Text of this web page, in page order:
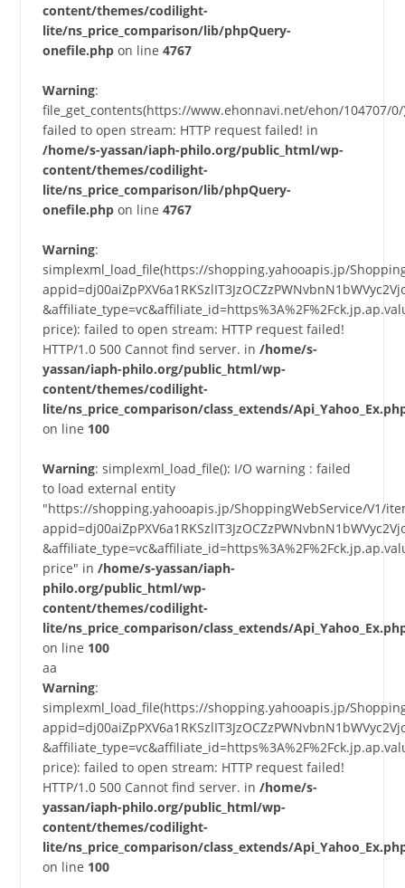
content/themes/codilight-
lite/ns_price_comparison/lib/phpQuery-
onefile.phpon line 4767
Warning:
file_get_contents(https://www.ehonnavi.net/ehon/104707/0/
failed to open stream: HTTP request failed! in
/home/s-yassan/iaph-philo.org/public_html/wp-
content/themes/codilight-
lite/ns_price_comparison/lib/phpQuery-
onefile.phpon line 4767
Warning:
simplexml_load_file(https://shopping.yahooapis.jp/
price): failed to open stream: HTTP request failed!
HTTP/1.0 500 Cannot find server. in /home/s-
yassan/iaph-philo.org/public_html/wp-
content/themes/codilight-
lite/ns_price_comparison/class_extends/
on line 100
Warning: simplexml_load_file(): I/O warning : failed
to load external entity
"https://shopping.yahooapis.jp/ShoppingWebService/V1/
price" in /home/s-yassan/iaph-
philo.org/public_html/wp-
content/themes/codilight-
lite/ns_price_comparison/class_extends/
on line 100
aa
Warning:
simplexml_load_file(https://shopping.yahooapis.jp/
price): failed to open stream: HTTP request failed!
HTTP/1.0 500 Cannot find server. in /home/s-
yassan/iaph-philo.org/public_html/wp-
content/themes/codilight-
lite/ns_price_comparison/class_extends/
on line 100